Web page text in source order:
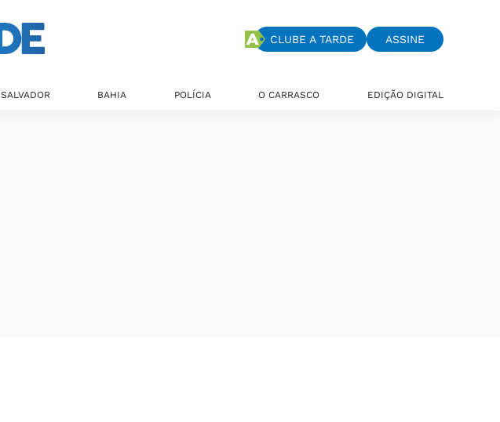
CLUBE A TARDE ASSINE
SALVADOR BAHIA POLÍCIA O CARRASCO EDIÇÃO DIGITAL